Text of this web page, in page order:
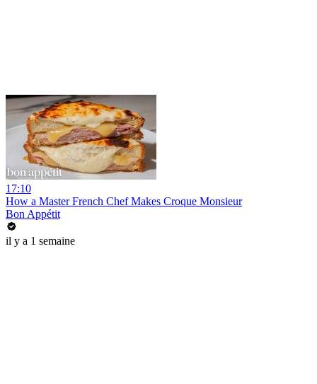
17:10
How a Master French Chef Makes Croque Monsieur
Bon Appétit
il y a 1 semaine